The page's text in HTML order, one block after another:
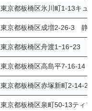
東京都板橋区氷川町1-13キ
東京都板橋区成増2-26-3
東京都板橋区舟渡1ｰ16ｰ23
東京都板橋区高島平7-16-
東京都板橋区赤塚新町2-
東京都板橋区泉町50-13ティ